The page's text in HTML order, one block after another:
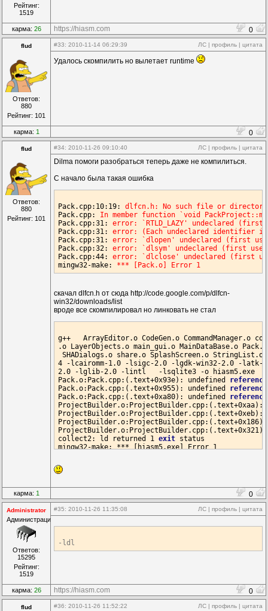
Рейтинг:
1519
карма: 26 https://hiasm.com 0
flud
Ответов:
880
Рейтинг: 101
#33: 2010-11-14 06:29:39 ЛС | профиль | цитата
Удалось скомпилить но вылетает runtime
карма: 1 0
flud
Ответов:
880
Рейтинг: 101
#34: 2010-11-26 09:10:40 ЛС | профиль | цитата
Dilma помоги разобраться теперь даже не компилиться.
С начало была такая ошибка
Pack.cpp:10:19: dlfcn.h: No such file or directory
Pack.cpp: In member function `void
Pack.cpp:31: error: `RTLD_LAZY' undeclared
Pack.cpp:31: error: (Each undeclared identifier
Pack.cpp:31: error: `dlopen' undeclared (first
Pack.cpp:32: error: `dlsym' undeclared (first
Pack.cpp:44: error: `dlclose' undeclared (first
mingw32-make: *** [Pack.o] Error 1
скачал dlfcn.h от сюда http://code.google.com/p/dlfcn-
win32/downloads/list
вроде все скомпилировал но линковать не стал
g++   ArrayEditor.o CodeGen.o CommandManager.o
.o LayerObjects.o main_gui.o MainDataBase.o
SHADialogs.o share.o SplashScreen.o StringList.o
4 -lcairomm-1.0 -lsigc-2.0 -lgdk-win32-2.0 -latk-
2.0 -lglib-2.0 -lintl   -lsqlite3 -o hiasm5.exe
Pack.o:Pack.cpp:(.text+0x93e): undefined reference
Pack.o:Pack.cpp:(.text+0x955): undefined reference
Pack.o:Pack.cpp:(.text+0xa80): undefined reference
ProjectBuilder.o:ProjectBuilder.cpp:(.text+0xaa):
ProjectBuilder.o:ProjectBuilder.cpp:(.text+0xeb):
ProjectBuilder.o:ProjectBuilder.cpp:(.text+0x186):
ProjectBuilder.o:ProjectBuilder.cpp:(.text+0x321):
collect2: ld returned 1 exit status
mingw32-make: *** [hiasm5.exe] Error 1
карма: 1 0
Administrator
Администрация
Ответов:
15295
Рейтинг:
1519
#35: 2010-11-26 11:35:08 ЛС | профиль | цитата
-ldl
карма: 26 https://hiasm.com 0
flud #36: 2010-11-26 11:52:22 ЛС | профиль | цитата